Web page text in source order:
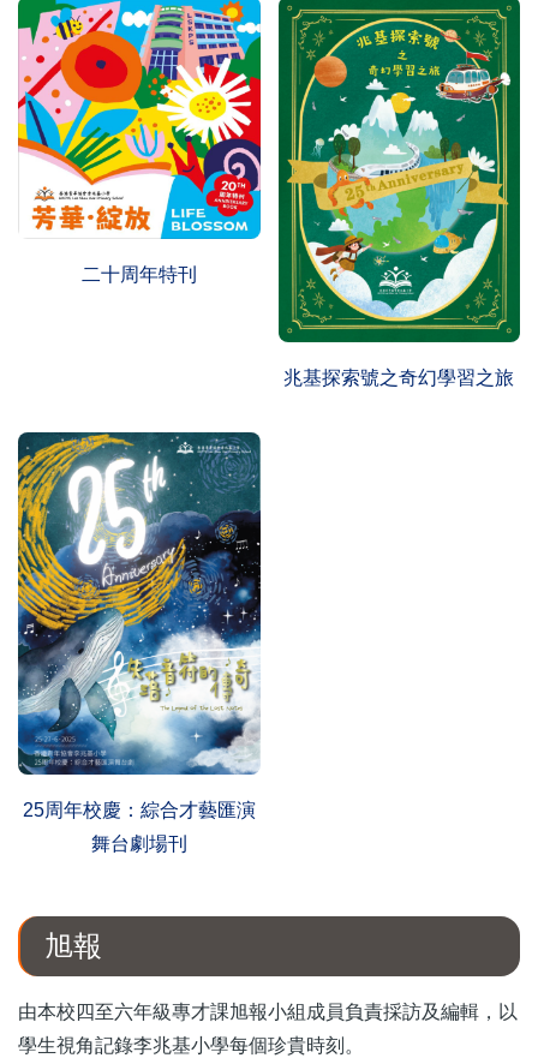
二十周年特刊
兆基探索號之奇幻學習之旅
25周年校慶：綜合才藝匯演
舞台劇場刊
旭報
由本校四至六年級專才課旭報小組成員負責採訪及編輯，以
學生視角記錄李兆基小學每個珍貴時刻。